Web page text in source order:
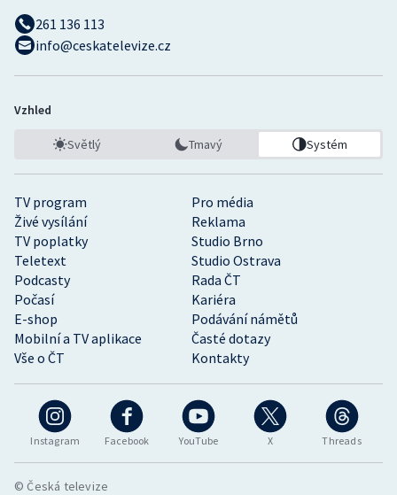
Instagram Facebook YouTube X Threads
TV program
Pro média
Živé vysílání
Reklama
TV poplatky
Studio Brno
Teletext
Studio Ostrava
Podcasty
Rada ČT
Počasí
Kariéra
E-shop
Podávání námětů
Mobilní a TV aplikace
Časté dotazy
Vše o ČT
Kontakty
261 136 113
info@ceskatelevize.cz
Vzhled
Světlý Tmavý Systém
© Česká televize